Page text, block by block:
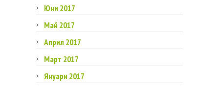
Юни 2017
Май 2017
Април 2017
Март 2017
Януари 2017